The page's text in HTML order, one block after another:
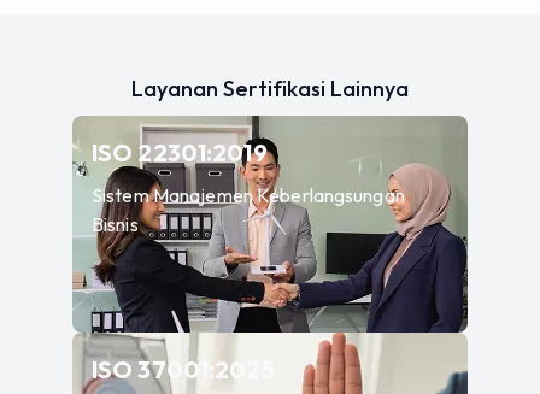
Layanan Sertifikasi Lainnya
ISO 22301:2019— Sistem Manajemen
Sistem Manajemen Keberlangsungan
Bisnis
ISO 37001:2025 Sistem Manajemen